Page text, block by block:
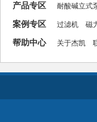
产品专区 耐酸碱立式
案例专区 过滤机 磁
帮助中心 关于杰凯